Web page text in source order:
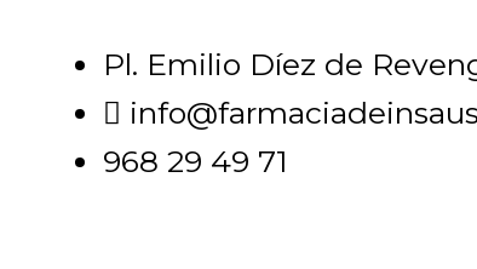
Pl. Emilio Díez de
968 29 49 71